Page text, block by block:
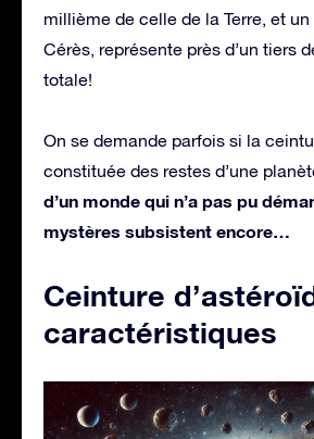
millième de celle de la Terre, et
Cérès, représente près d’un tiers
totale!
On se demande parfois si la
constituée des restes d’une
d’un monde qui n’a pas pu
mystères subsistent encore…
Ceinture
caractéristiques